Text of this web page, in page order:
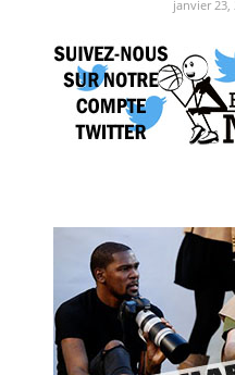
janvier 23,